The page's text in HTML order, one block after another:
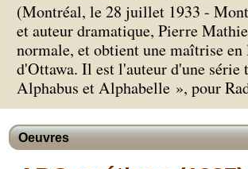
(Montréal, le 28 juillet 1933 -
et auteur dramatique, Pierre
normale, et obtient une maîtrise
d'Ottawa. Il est l'auteur d'une série
Alphabus et Alphabelle », pour
Oeuvres